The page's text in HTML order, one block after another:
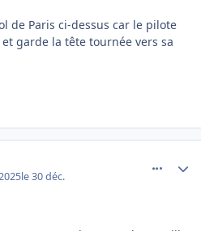
de Paris ci-dessus car le pilote
garde la tête tournée vers sa
le 30 déc.